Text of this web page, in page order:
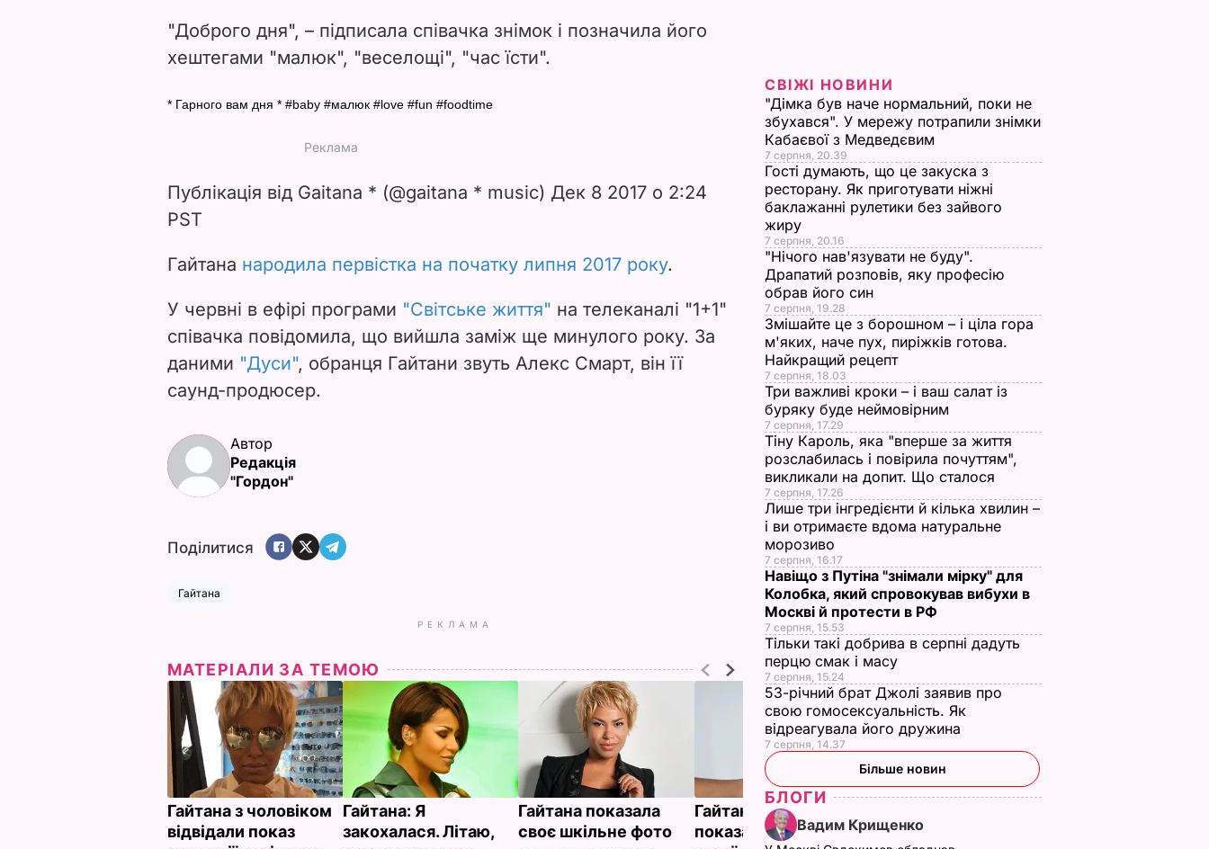
"Доброго дня", – підписала співачка знімок і позначила його
хештегами "малюк", "веселощі", "час їсти".
* Гарного вам дня * #baby #малюк #love #fun #foodtime
Публікація від Gaitana * (@gaitana * music) Дек 8 2017 о 2:24
PST
Гайтана народила первістка на початку липня 2017 року.
У червні в ефірі програми "Світське життя" на телеканалі "1+1"
співачка повідомила, що вийшла заміж ще минулого року. За
даними "Дуси", обранця Гайтани звуть Алекс Смарт, він її
саунд-продюсер.
Автор
Редакція
"Гордон"
Поділитися
Гайтана
РЕКЛАМА
МАТЕРІАЛИ ЗА ТЕМОЮ
Гайтана з чоловіком
відвідали показ
Гайтана: Я
закохалася. Літаю,
Гайтана показала
своє шкільне фото
Гайтана вперше
показала обличчя
своє дитяче фото з
СВІЖІ НОВИНИ
"Дімка був наче нормальний, поки не
збухався". У мережу потрапили знімки
Кабаєвої з Медведєвим
7 серпня, 20.39
Гості думають, що це закуска з
ресторану. Як приготувати ніжні
баклажанні рулетики без зайвого
жиру
7 серпня, 20.16
"Нічого нав'язувати не буду".
Драпатий розповів, яку професію
обрав його син
7 серпня, 19.28
Змішайте це з борошном – і ціла гора
м'яких, наче пух, пиріжків готова.
Найкращий рецепт
7 серпня, 18.03
Три важливі кроки – і ваш салат із
буряку буде неймовірним
7 серпня, 17.29
Тіну Кароль, яка "вперше за життя
розслабилась і повірила почуттям",
викликали на допит. Що сталося
7 серпня, 17.26
Лише три інгредієнти й кілька хвилин –
і ви отримаєте вдома натуральне
морозиво
7 серпня, 16.17
Навіщо з Путіна "знімали мірку" для
Колобка, який спровокував вибухи в
Москві й протести в РФ
7 серпня, 15.53
Тільки такі добрива в серпні дадуть
перцю смак і масу
7 серпня, 15.24
53-річний брат Джолі заявив про
свою гомосексуальність. Як
відреагувала його дружина
7 серпня, 14.37
Більше новин
БЛОГИ
Вадим Крищенко